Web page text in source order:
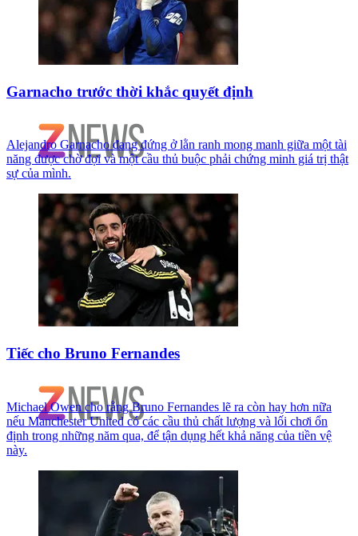
Garnacho trước thời khắc quyết định
Alejandro Garnacho đang đứng ở lằn ranh mong manh giữa một tài
năng được chờ đợi và một cầu thủ buộc phải chứng minh giá trị thật
sự của mình.
Tiếc cho Bruno Fernandes
Michael Owen cho rằng Bruno Fernandes lẽ ra còn hay hơn nữa
nếu Manchester United có các cầu thủ chất lượng và lối chơi ổn
định trong những năm qua, để tận dụng hết khả năng của tiền vệ
này.